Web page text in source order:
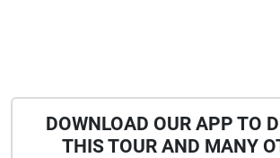
DOWNLOAD OUR APP TO
THIS TOUR AND MANY